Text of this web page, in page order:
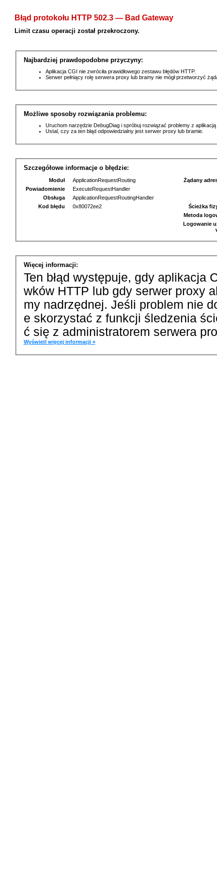
Błąd protokołu HTTP 502.3 — Bad Gateway
Limit czasu operacji został przekroczony.
Najbardziej prawdopodobne przyczyny:
Aplikacja CGI nie zwróciła prawidłowego zestawu błędów HTTP.
Serwer pełniący rolę serwera proxy lub bramy nie mógł przetworzyć
Możliwe sposoby rozwiązania problemu:
Uruchom narzędzie DebugDiag i spróbuj rozwiązać problemy z
Ustal, czy za ten błąd odpowiedzialny jest serwer proxy lub bramie.
Szczegółowe informacje o błędzie:
Moduł
ApplicationRequestRouting
Powiadomienie
ExecuteRequestHandler
Obsługa
ApplicationRequestRoutingHandler
Kod błędu
0x80072ee2
Żądany
Ścieżka
Metoda
Logowanie
Więcej informacji:
Ten błąd występuje, gdy aplikacja
wków HTTP lub gdy serwer proxy
my nadrzędnej. Jeśli problem nie
e skorzystać z funkcji śledzenia
ć się z administratorem serwera
Wyświetl więcej informacji »